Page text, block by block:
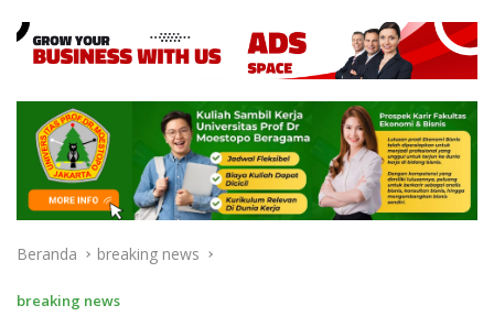
Beranda breaking news
breaking news